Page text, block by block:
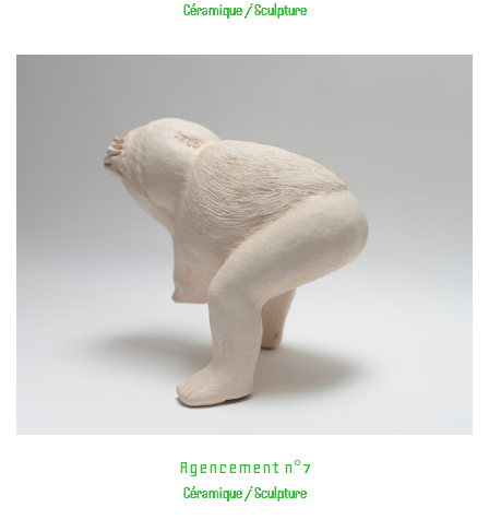
Céramique / Sculpture
Agencement n°7
Céramique / Sculpture